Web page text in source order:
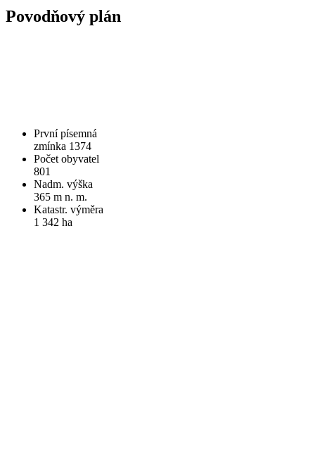
Povodňový plán
První písemná
zmínka 1374
Počet obyvatel
801
Nadm. výška
365 m n. m.
Katastr. výměra
1 342 ha